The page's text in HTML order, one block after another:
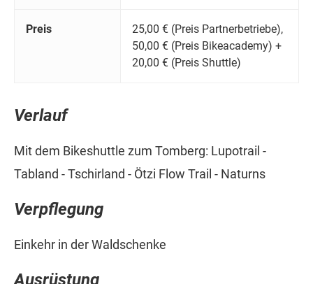
Preis
25,00 € (Preis Partnerbetriebe),
50,00 € (Preis Bikeacademy) +
20,00 € (Preis Shuttle)
Verlauf
Mit dem Bikeshuttle zum Tomberg: Lupotrail -
Tabland - Tschirland - Ötzi Flow Trail - Naturns
Verpflegung
Einkehr in der Waldschenke
Ausrüstung